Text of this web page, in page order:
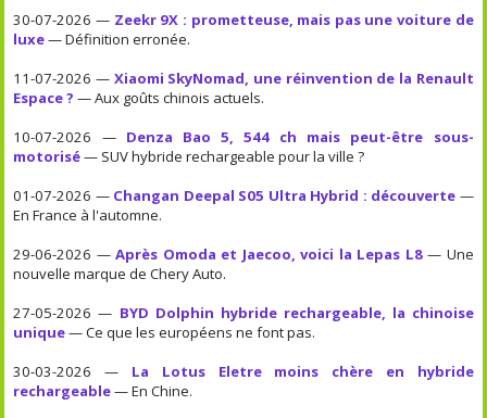
30-07-2026 — Zeekr 9X : prometteuse, mais pas une voiture de
luxe— Définition erronée.
11-07-2026 — Xiaomi SkyNomad, une réinvention de la Renault
Espace ? — Aux goûts chinois actuels.
10-07-2026 — Denza Bao 5, 544 ch mais peut-être sous-
motorisé— SUV hybride rechargeable pour la ville ?
01-07-2026 — Changan Deepal S05 Ultra Hybrid : découverte —
En France à l'automne.
29-06-2026 —Après Omoda et Jaecoo, voici la Lepas L8— Une
nouvelle marque de Chery Auto.
27-05-2026 — BYD Dolphin hybride rechargeable, la chinoise
unique— Ce que les européens ne font pas.
30-03-2026 — La Lotus Eletre moins chère en hybride
rechargeable— En Chine.